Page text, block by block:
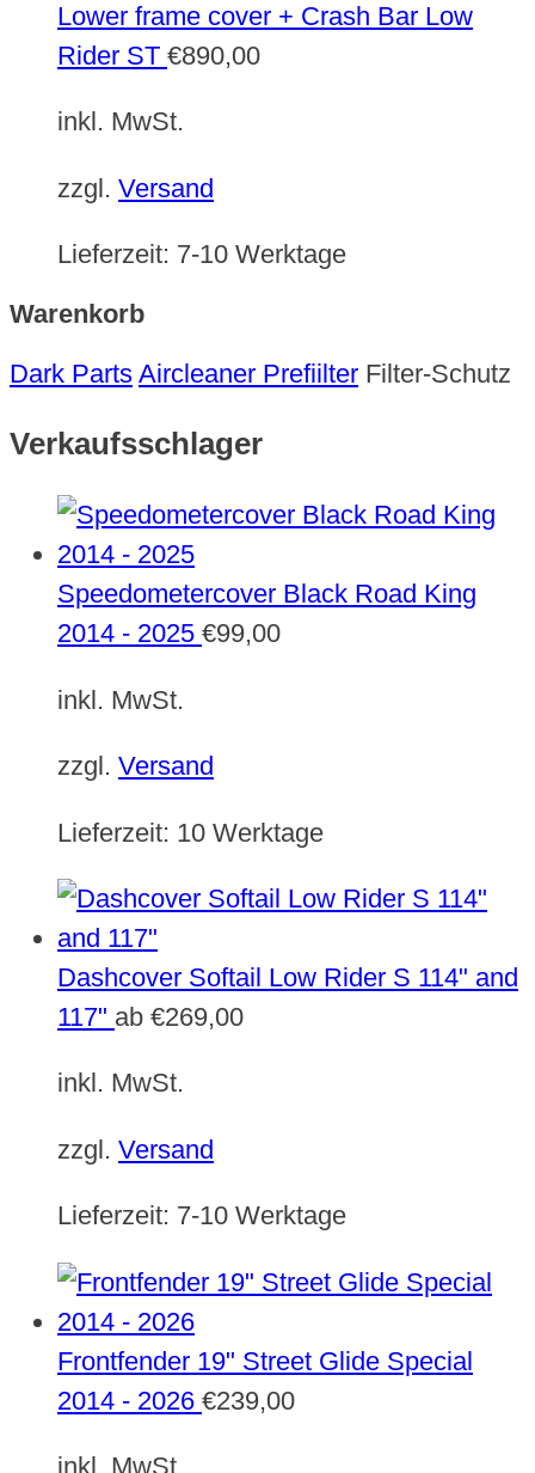
Lower frame cover + Crash Bar Low
Rider ST €890,00
inkl. MwSt.
zzgl. Versand
Lieferzeit: 7-10 Werktage
Warenkorb
Dark Parts Aircleaner Prefiilter Filter-Schutz
Verkaufsschlager
Speedometercover Black Road King
2014 - 2025 €99,00
inkl. MwSt.
zzgl. Versand
Lieferzeit: 10 Werktage
Dashcover Softail Low Rider S 114" and
117" ab €269,00
inkl. MwSt.
zzgl. Versand
Lieferzeit: 7-10 Werktage
Frontfender 19" Street Glide Special
2014 - 2026 €239,00
inkl. MwSt.